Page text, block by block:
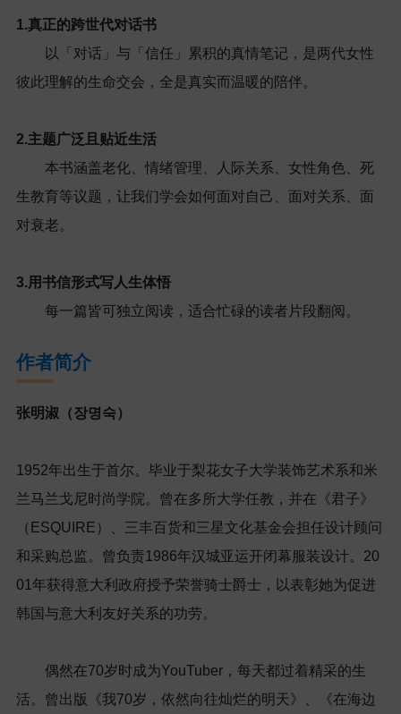
1.真正的跨世代对话书
以「对话」与「信任」累积的真情笔记，是两代女性
彼此理解的生命交会，全是真实而温暖的陪伴。
2.主题广泛且贴近生活
本书涵盖老化、情绪管理、人际关系、女性角色、死
生教育等议题，让我们学会如何面对自己、面对关系、面
对衰老。
3.用书信形式写人生体悟
每一篇皆可独立阅读，适合忙碌的读者片段翻阅。
作者简介
张明淑（장명숙）
1952年出生于首尔。毕业于梨花女子大学装饰艺术系和米
兰马兰戈尼时尚学院。曾在多所大学任教，并在《君子》
（ ESQUIRE ）、三丰百货和三星文化基金会担任设计顾问
和采购总监。曾负责1986年汉城亚运开闭幕服装设计。 20
01 年获得意大利政府授予荣誉骑士爵士，以表彰她为促进
韩国与意大利友好关系的功劳。
偶然在70岁时成为YouTuber，每天都过着精采的生
活。曾出版《我70岁，依然向往灿烂的明天》、《在海边